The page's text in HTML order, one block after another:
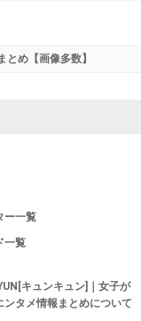
め【画像多数】
ー一覧
一覧
キュンキュン]｜女子が
ンタメ情報まとめについて